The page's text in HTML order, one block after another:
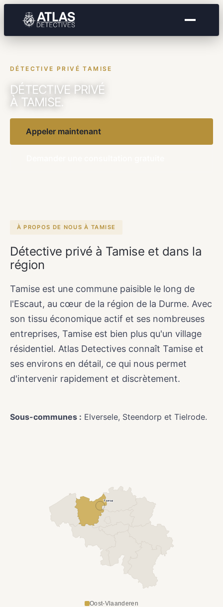
DÉTECTIVE PRIVÉ TAMISE
DÉTECTIVE PRIVÉ
À TAMISE.
Appeler maintenant
À PROPOS DE NOUS À TAMISE
Détective privé à Tamise et dans la
région
Tamise est une commune paisible le long de
l'Escaut, au cœur de la région de la Durme. Avec
son tissu économique actif et ses nombreuses
entreprises, Tamise est bien plus qu'un village
résidentiel. Atlas Detectives connaît Tamise et
ses environs en détail, ce qui nous permet
d'intervenir rapidement et discrètement.
Sous-communes : Elversele, Steendorp et Tielrode.
Temse
Oost-Vlaanderen